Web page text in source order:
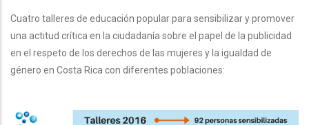
Cuatro talleres de educación popular para sensibilizar y promover
una actitud crítica en la ciudadanía sobre el papel de la publicidad
en el respeto de los derechos de las mujeres y la igualdad de
género en Costa Rica con diferentes poblaciones: